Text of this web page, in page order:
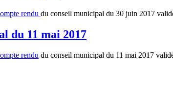
rendu du conseil municipal du 30 juin 2017
du 11 mai 2017
rendu du conseil municipal du 11 mai 2017